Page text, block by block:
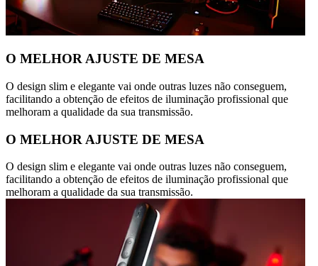
O MELHOR AJUSTE DE MESA
O design slim e elegante vai onde outras luzes não conseguem,
facilitando a obtenção de efeitos de iluminação profissional que
melhoram a qualidade da sua transmissão.
O MELHOR AJUSTE DE MESA
O design slim e elegante vai onde outras luzes não conseguem,
facilitando a obtenção de efeitos de iluminação profissional que
melhoram a qualidade da sua transmissão.